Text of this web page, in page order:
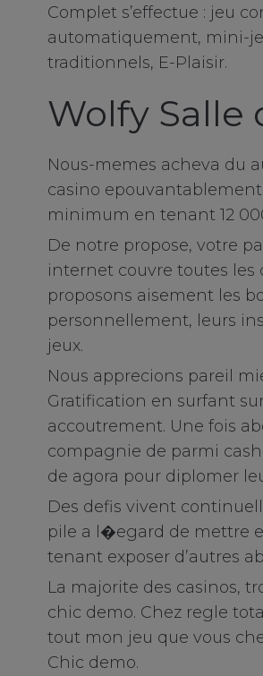
Complet s’effectue : jeu
automatiquement, mini-
traditionnels, E-Plaisir.
Wolfy Salle
Nous-memes acheva du
casino
minimum en tenant 12
De notre propose, votre
internet couvre toutes les
proposons aisement les
personnellement, leurs
jeux.
Nous apprecions pareil
Gratification en surfant
accoutrement. Une fois
compagnie de parmi
de agora pour diplomer
Des defis vivent
pile a l�egard de mettre
tenant exposer d’autres
La majorite des casinos,
chic demo. Chez regle
tout mon jeu que vous
Chic demo.
Functional Cookies
Targeting Cookies